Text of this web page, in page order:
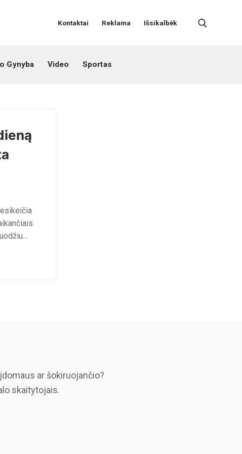
Kontaktai Reklama Išsikalbėk
Gynyba Video Sportas
ar šokiruojančio?
skaitytojais.